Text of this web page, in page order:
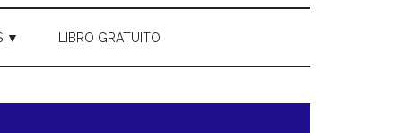
▼ LIBRO GRATUITO